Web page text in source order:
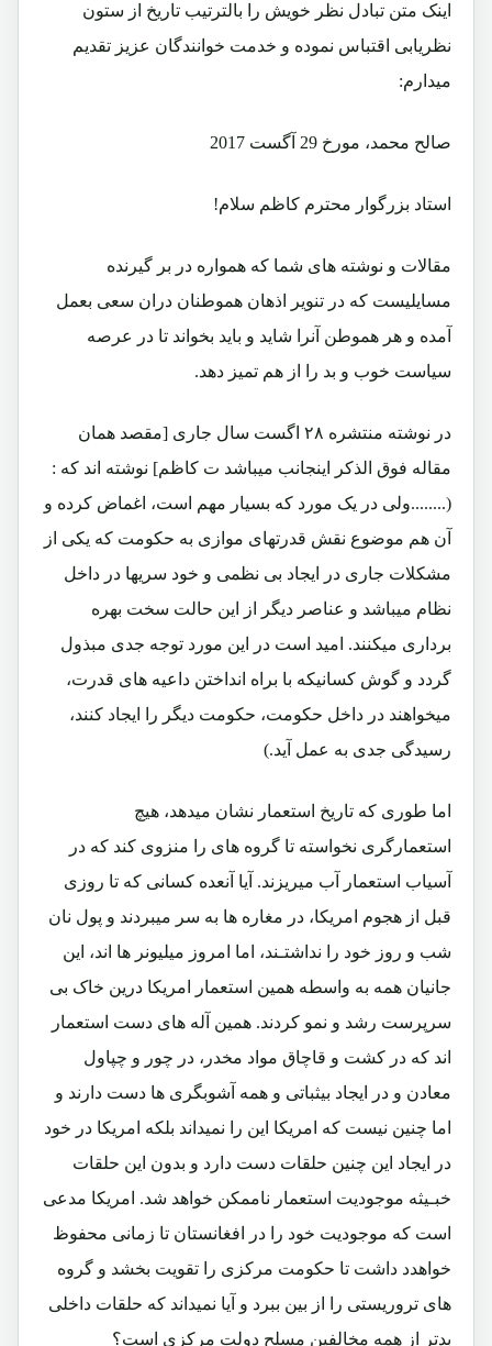
اینک متن تبادل نظر خویش را بالترتیب تاریخ از ستون
نظریابی اقتباس نموده و خدمت خوانندگان عزیز تقدیم
میدارم:
صالح محمد، مورخ 29 آگست 2017
استاد بزرگوار محترم کاظم سلام!
مقالات و نوشته های شما که همواره در بر گیرنده
مسایلیست که در تنویر اذهان هموطنان دران سعی بعمل
آمده و هر هموطن آنرا شاید و باید بخواند تا در عرصه
سیاست خوب و بد را از هم تمیز دهد.
در نوشته منتشره ۲۸ اگست سال جاری [مقصد همان
مقاله فوق الذکر اینجانب میباشد ت کاظم] نوشته اند که :
(........ولی در یک مورد که بسیار مهم است، اغماض کرده و
آن هم موضوع نقش قدرتهای موازی به حکومت که یکی از
مشکلات جاری در ایجاد بی نظمی و خود سریها در داخل
نظام میباشد و عناصر دیگر از این حالت سخت بهره
برداری میکنند. امید است در این مورد توجه جدی مبذول
گردد و گوش کسانیکه با براه انداختن داعیه های قدرت،
میخواهند در داخل حکومت، حکومت دیگر را ایجاد کنند،
رسیدگی جدی به عمل آید.)
اما طوری که تاریخ استعمار نشان میدهد، هیچ
استعمارگری نخواسته تا گروه های را منزوی کند که در
آسیاب استعمار آب میریزند. آیا آنعده کسانی که تا روزی
قبل از هجوم امریکا، در مغاره ها به سر میبردند و پول نان
شب و روز خود را نداشتـند، اما امروز میلیونر ها اند، این
جانیان همه به واسطه همین استعمار امریکا درین خاک بی
سرپرست رشد و نمو کردند. همین آله های دست استعمار
اند که در کشت و قاچاق مواد مخدر، در چور و چپاول
معادن و در ایجاد بیثباتی و همه آشوبگری ها دست دارند و
اما چنین نیست که امریکا این را نمیداند بلکه امریکا در خود
در ایجاد این چنین حلقات دست دارد و بدون این حلقات
خبـیثه موجودیت استعمار ناممکن خواهد شد. امریکا مدعی
است که موجودیت خود را در افغانستان تا زمانی محفوظ
خواهدد داشت تا حکومت مرکزی را تقویت بخشد و گروه
های تروریستی را از بین ببرد و آیا نمیداند که حلقات داخلی
بدتر از همه مخالفین مسلح دولت مرکزی است؟